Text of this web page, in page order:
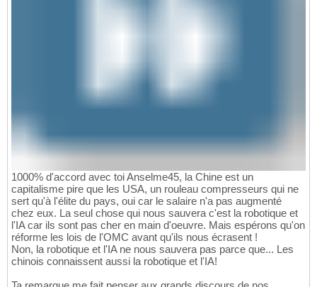
1000% d'accord avec toi Anselme45, la Chine est un
capitalisme pire que les USA, un rouleau compresseurs qui ne
sert qu'à l'élite du pays, oui car le salaire n'a pas augmenté
chez eux. La seul chose qui nous sauvera c'est la robotique et
l'IA car ils sont pas cher en main d'oeuvre. Mais espérons qu'on
réforme les lois de l'OMC avant qu'ils nous écrasent !
Non, la robotique et l'IA ne nous sauvera pas parce que... Les
chinois connaissent aussi la robotique et l'IA!